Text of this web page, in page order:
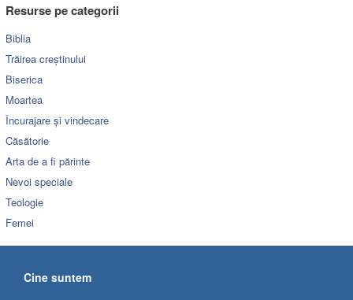
Resurse pe categorii
Biblia
Trăirea creștinului
Biserica
Moartea
Încurajare și vindecare
Căsătorie
Arta de a fi părinte
Nevoi speciale
Teologie
Femei
Cine suntem